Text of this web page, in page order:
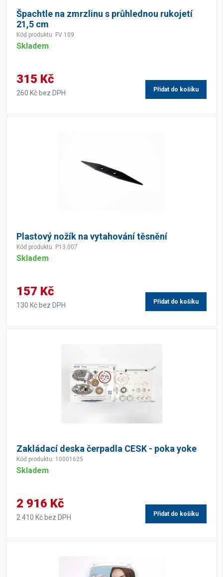
Špachtle na zmrzlinu s průhlednou rukojetí
21,5 cm
Kód produktu: FV 109
Skladem
315 Kč
260 Kč bez DPH Přidat do košíku
Plastový nožík na vytahování těsnění
Kód produktu: P13.007
Skladem
157 Kč
130 Kč bez DPH Přidat do košíku
Zakládací deska čerpadla CESK - poka yoke
Kód produktu: 10001625
Skladem
2 916 Kč
2 410 Kč bez DPH Přidat do košíku